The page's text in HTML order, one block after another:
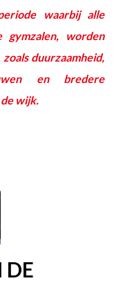
waarbij alle
gymzalen, worden
duurzaamheid,
en bredere
wijk.
DE